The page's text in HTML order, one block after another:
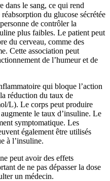
dans le sang, ce qui rend
du glucose sécrétée
de contrôler la
plus faibles. Le patient peut
du cerveau, comme des
Cette association peut
de l’humeur et de
qui bloque l’action
réduction du taux de
L). Le corps peut produire
le taux d’insuline. Le
symptomatique. Les
également être utilisés
à l’insuline.
peut avoir des effets
de ne pas dépasser la dose
un médecin.